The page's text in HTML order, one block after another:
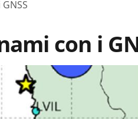
con i